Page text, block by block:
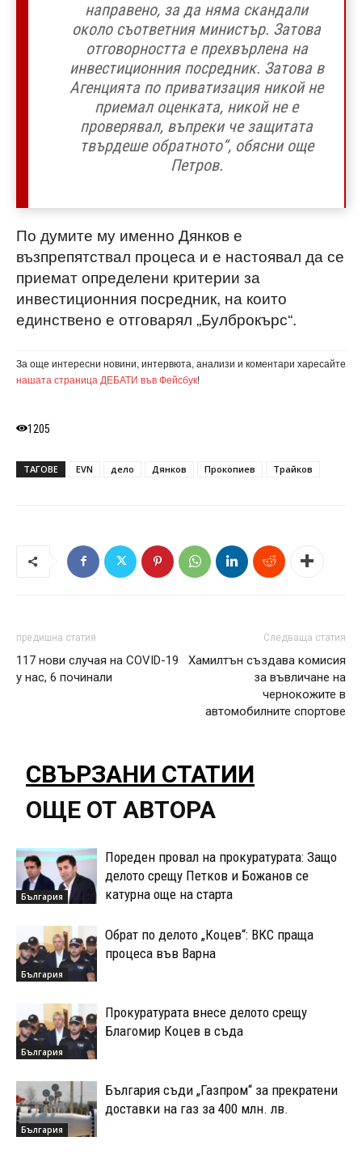
направено, за да няма скандали
около съответния министър. Затова
отговорността е прехвърлена на
инвестиционния посредник. Затова в
Агенцията по приватизация никой не
приемал оценката, никой не е
проверявал, въпреки че защитата
твърдеше обратното“, обясни още
Петров.
По думите му именно Дянков е
възпрепятствал процеса и е настоявал да се
приемат определени критерии за
инвестиционния посредник, на които
единствено е отговарял „Булброкърс“.
За още интересни новини, интервюта, анализи и коментари харесайте
нашата страница ДЕБАТИ във Фейсбук!
1205
ТАГОВЕ EVN дело Дянков Прокопиев Трайков
предишна статия
117 нови случая на COVID-19
у нас, 6 починали
Следваща статия
Хамилтън създава комисия
за въвличане на
чернокожите в
автомобилните спортове
СВЪРЗАНИ СТАТИИ
ОЩЕ ОТ АВТОРА
България
Пореден провал на прокуратурата: Защо
делото срещу Петков и Божанов се
катурна още на старта
България
Обрат по делото „Коцев“: ВКС праща
процеса във Варна
България
Прокуратурата внесе делото срещу
Благомир Коцев в съда
България
България съди „Газпром“ за прекратени
доставки на газ за 400 млн. лв.